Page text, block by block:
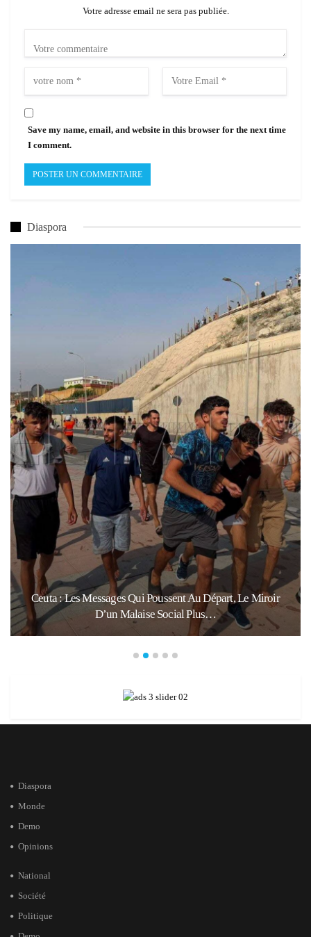
Votre adresse email ne sera pas publiée.
Save my name, email, and website in this browser for the next time
I comment.
Diaspora
: Les Messages Qui Poussent Au Départ, Le Miroir
D’un Malaise Social Plus…
Diaspora
Monde
Demo
Opinions
National
Société
Politique